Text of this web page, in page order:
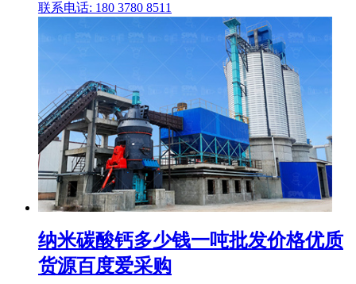
联系电话: 180 3780 8511
纳米碳酸钙多少钱一吨批发价格优质
货源百度爱采购